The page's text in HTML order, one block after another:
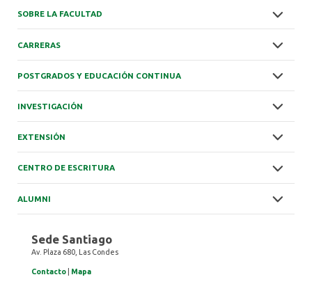
SOBRE LA FACULTAD
CARRERAS
POSTGRADOS Y EDUCACIÓN CONTINUA
INVESTIGACIÓN
EXTENSIÓN
CENTRO DE ESCRITURA
ALUMNI
Sede Santiago
Av. Plaza 680, Las Condes
Contacto Mapa